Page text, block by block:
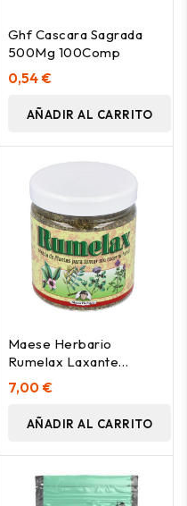
Ghf Cascara Sagrada
500Mg 100Comp
0,54 €
AÑADIR AL CARRITO
Maese Herbario
Rumelax Laxante
Masticable 140G
7,00 €
AÑADIR AL CARRITO